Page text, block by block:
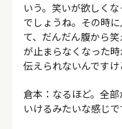
いう。笑いが欲しく
でしょうね。その時
て、だんだん腹から
が止まらなくなった
伝えられないんですけ
倉本：なるほど。全
いけるみたいな感じで